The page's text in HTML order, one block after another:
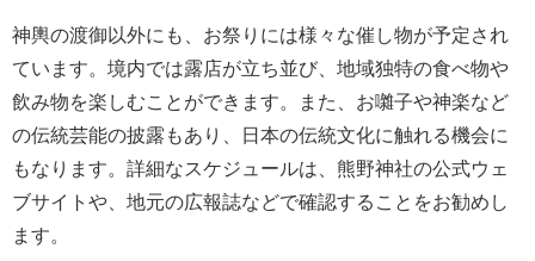
神輿の渡御以外にも、お祭りには様々な催し物が予定され
ています。境内では露店が立ち並び、地域独特の食べ物や
飲み物を楽しむことができます。また、お囃子や神楽など
の伝統芸能の披露もあり、日本の伝統文化に触れる機会に
もなります。詳細なスケジュールは、熊野神社の公式ウェ
ブサイトや、地元の広報誌などで確認することをお勧めし
ます。